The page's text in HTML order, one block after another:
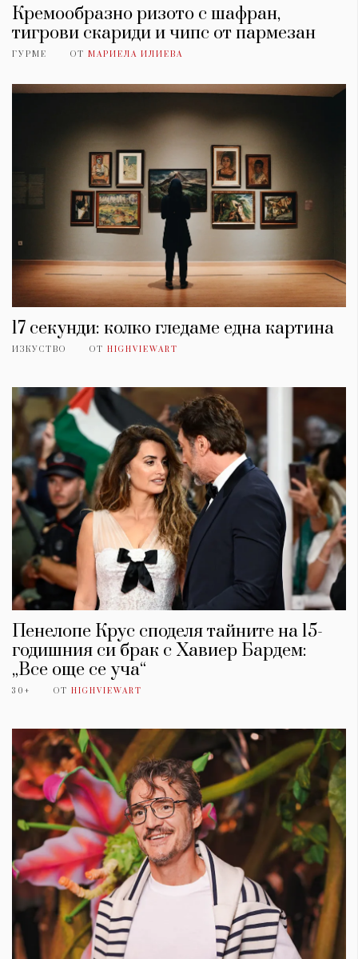
Кремообразно ризото с шафран,
тигрови скариди и чипс от пармезан
ГУРМЕ ОТ МАРИЕЛА ИЛИЕВА
17 секунди: колко гледаме една картина
ИЗКУСТВО ОТ HIGHVIEWART
Пенелопе Крус споделя тайните на 15-
годишния си брак с Хавиер Бардем:
„Все още се уча“
30+ ОТ HIGHVIEWART